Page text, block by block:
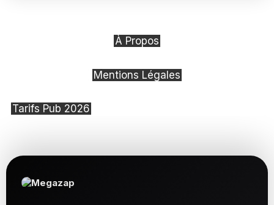
À Propos
Mentions Légales
Tarifs Pub 2026